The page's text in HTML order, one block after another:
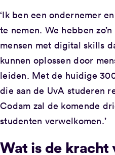
‘Ik ben een ondernemer
te nemen. We hebben
mensen met digital skills
kunnen oplossen door
leiden. Met de huidige
die aan de UvA studeren
Codam zal de komende
studenten verwelkomen.’
Wat is de kracht